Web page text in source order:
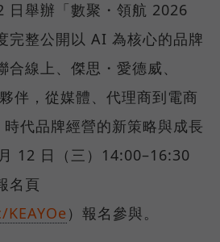
日舉辦「數聚・領航 2026
完整公開以 AI 為核心的品牌
線上、傑思・愛德威、
伴，從媒體、代理商到電商
代品牌經營的新策略與成長
12 日（三）14:00–16:30
名頁
）報名參與。